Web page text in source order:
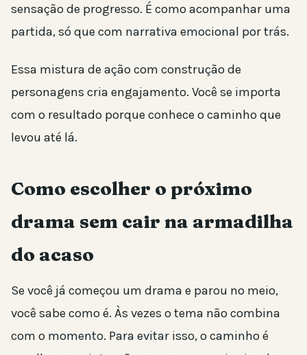
sensação de progresso. É como acompanhar uma
partida, só que com narrativa emocional por trás.
Essa mistura de ação com construção de
personagens cria engajamento. Você se importa
com o resultado porque conhece o caminho que
levou até lá.
Como escolher o próximo
drama sem cair na armadilha
do acaso
Se você já começou um drama e parou no meio,
você sabe como é. Às vezes o tema não combina
com o momento. Para evitar isso, o caminho é